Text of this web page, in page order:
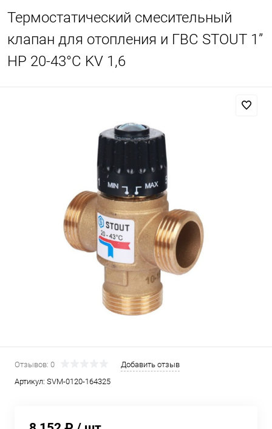
Термостатический смесительный
клапан для отопления и ГВС STOUT 1”
НР 20-43°С KV 1,6
Отзывов: 0
Добавить отзыв
Артикул: SVM-0120-164325